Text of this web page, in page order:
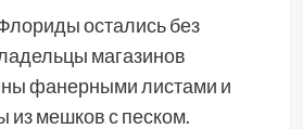
остались без
магазинов
фанерными листами и
из мешков с песком.